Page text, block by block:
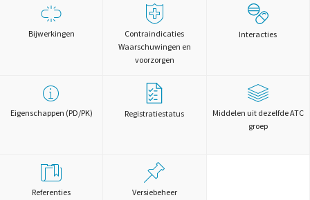
Bijwerkingen
Contraindicaties
Waarschuwingen en
voorzorgen
Interacties
Eigenschappen (PD/PK) Registratiestatus
Middelen uit dezelfde ATC
groep
Referenties Versiebeheer